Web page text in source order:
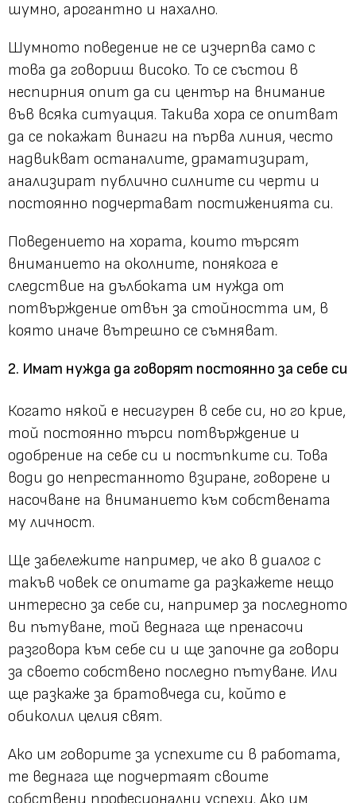
шумно, арогантно и нахално.
Шумното поведение не се изчерпва само с
това да говориш високо. То се състои в
неспирния опит да си център на внимание
във всяка ситуация. Такива хора се опитват
да се покажат винаги на първа линия, често
надвикват останалите, драматизират,
анализират публично силните си черти и
постоянно подчертават постиженията си.
Поведението на хората, които търсят
вниманието на околните, понякога е
следствие на дълбоката им нужда от
потвърждение отвън за стойността им, в
която иначе вътрешно се съмняват.
2. Имат нужда да говорят постоянно за себе си
Когато някой е несигурен в себе си, но го крие,
той постоянно търси потвърждение и
одобрение на себе си и постъпките си. Това
води до непрестанното взиране, говорене и
насочване на вниманието към собствената
му личност.
Ще забележите например, че ако в диалог с
такъв човек се опитате да разкажете нещо
интересно за себе си, например за последното
ви пътуване, той веднага ще пренасочи
разговора към себе си и ще започне да говори
за своето собствено последно пътуване. Или
ще разкаже за братовчеда си, който е
обиколил целия свят.
Ако им говорите за успехите си в работата,
те веднага ще подчертаят своите
собствени професионални успехи. Ако им